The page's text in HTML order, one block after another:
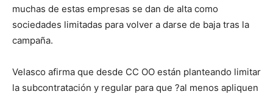
muchas de estas empresas se dan de alta como
sociedades limitadas para volver a darse de baja tras la
campaña.
Velasco afirma que desde CC OO están planteando limitar
la subcontratación y regular para que ?al menos apliquen